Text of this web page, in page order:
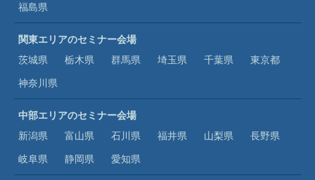
福島県
関東エリアのセミナー会場
茨城県
栃木県 群馬県 埼玉県 千葉県
東京都
神奈川県
中部エリアのセミナー会場
新潟県
富山県 石川県 福井県 山梨県
長野県
岐阜県
静岡県 愛知県